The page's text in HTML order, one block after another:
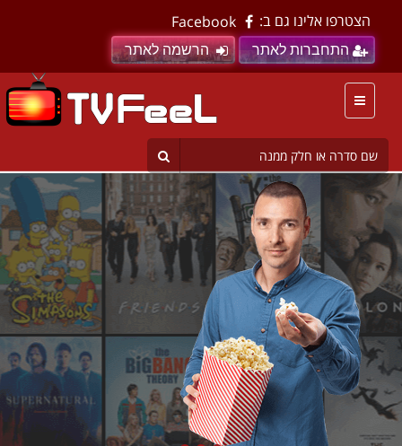
הצטרפו אלינו גם ב: Facebook
התחברות לאתר הרשמה לאתר